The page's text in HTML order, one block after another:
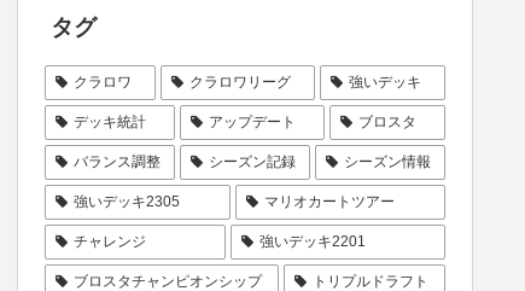
タグ
クラロワ クラロワリーグ 強いデッキ
デッキ統計 アップデート ブロスタ
バランス調整 シーズン記録 シーズン情報
強いデッキ2305 マリオカートツアー
チャレンジ 強いデッキ2201
ブロスタチャンピオンシップ トリプルドラフト